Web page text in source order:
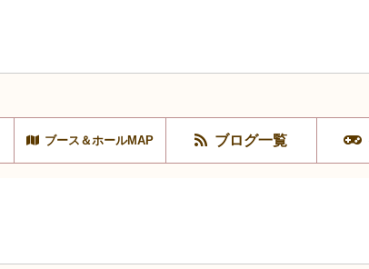
ブース＆ホールMAP ブログ一覧